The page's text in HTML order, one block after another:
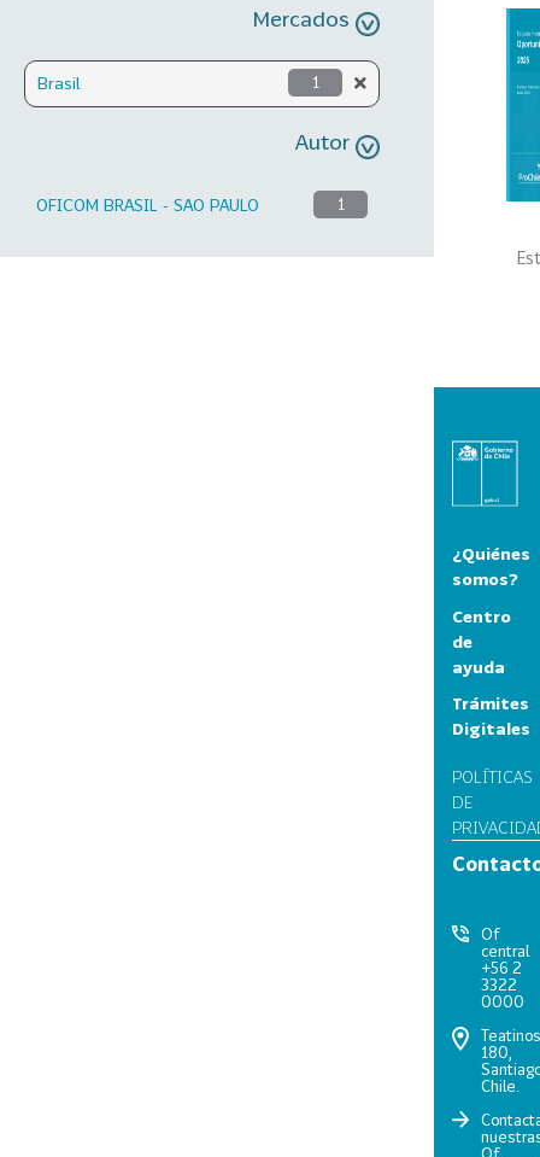
Mercados
Brasil 1
Autor
OFICOM BRASIL - SAO PAULO 1
¿Quiénes
somos?
Centro
de
ayuda
Trámites
Digitales
POLÍTICAS
DE
Of
central
+56 2
3322
0000
Teatinos
180,
Chile.